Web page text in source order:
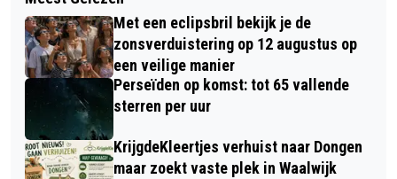
ONDERTEKEND: EERSTE STAP GEZET
RICHTING TOEKOMSTPLANNEN
KLOOSTEROMGEVING
MIND-ILLUSIONIST JOCHEM NOOYEN:
“VERWONDERING IS DE BASIS VOOR
NIEUWSGIERIGHEID”
Met een eclipsbril bekijk je de
zonsverduistering op 12 augustus op
een veilige manier
Perseïden op komst: tot 65 vallende
sterren per uur
KrijgdeKleertjes verhuist naar Dongen
maar zoekt vaste plek in Waalwijk